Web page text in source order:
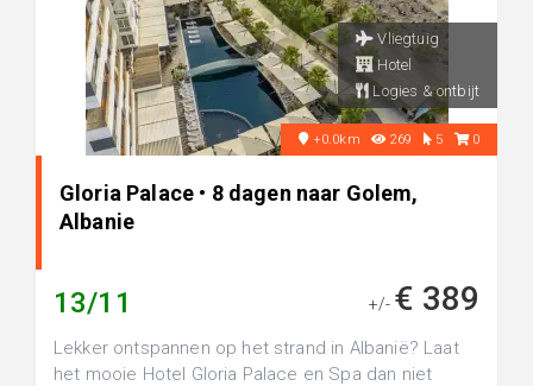
Vliegtuig
Hotel
Logies & ontbijt
+0.0km 269 5 0
Gloria Palace • 8 dagen naar Golem,
Albanie
13/11 +/- € 389
Lekker ontspannen op het strand in Albanië? Laat
het mooie Hotel Gloria Palace en Spa dan niet